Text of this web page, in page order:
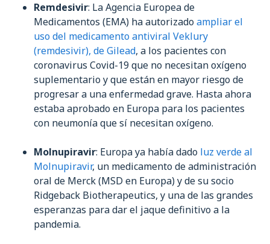
Remdesivir: La Agencia Europea de
Medicamentos (EMA) ha autorizadoampliar el
uso del medicamento antiviral Veklury
(remdesivir), de Gilead, a los pacientes con
coronavirus Covid-19 que no necesitan oxígeno
suplementario y que están en mayor riesgo de
progresar a una enfermedad grave. Hasta ahora
estaba aprobado en Europa para los pacientes
con neumonía que sí necesitan oxígeno.
Molnupiravir: Europa ya había dado luz verde al
Molnupiravir, un medicamento de administración
oral de Merck (MSD en Europa) y de su socio
Ridgeback Biotherapeutics, y una de las grandes
esperanzas para dar el jaque definitivo a la
pandemia.